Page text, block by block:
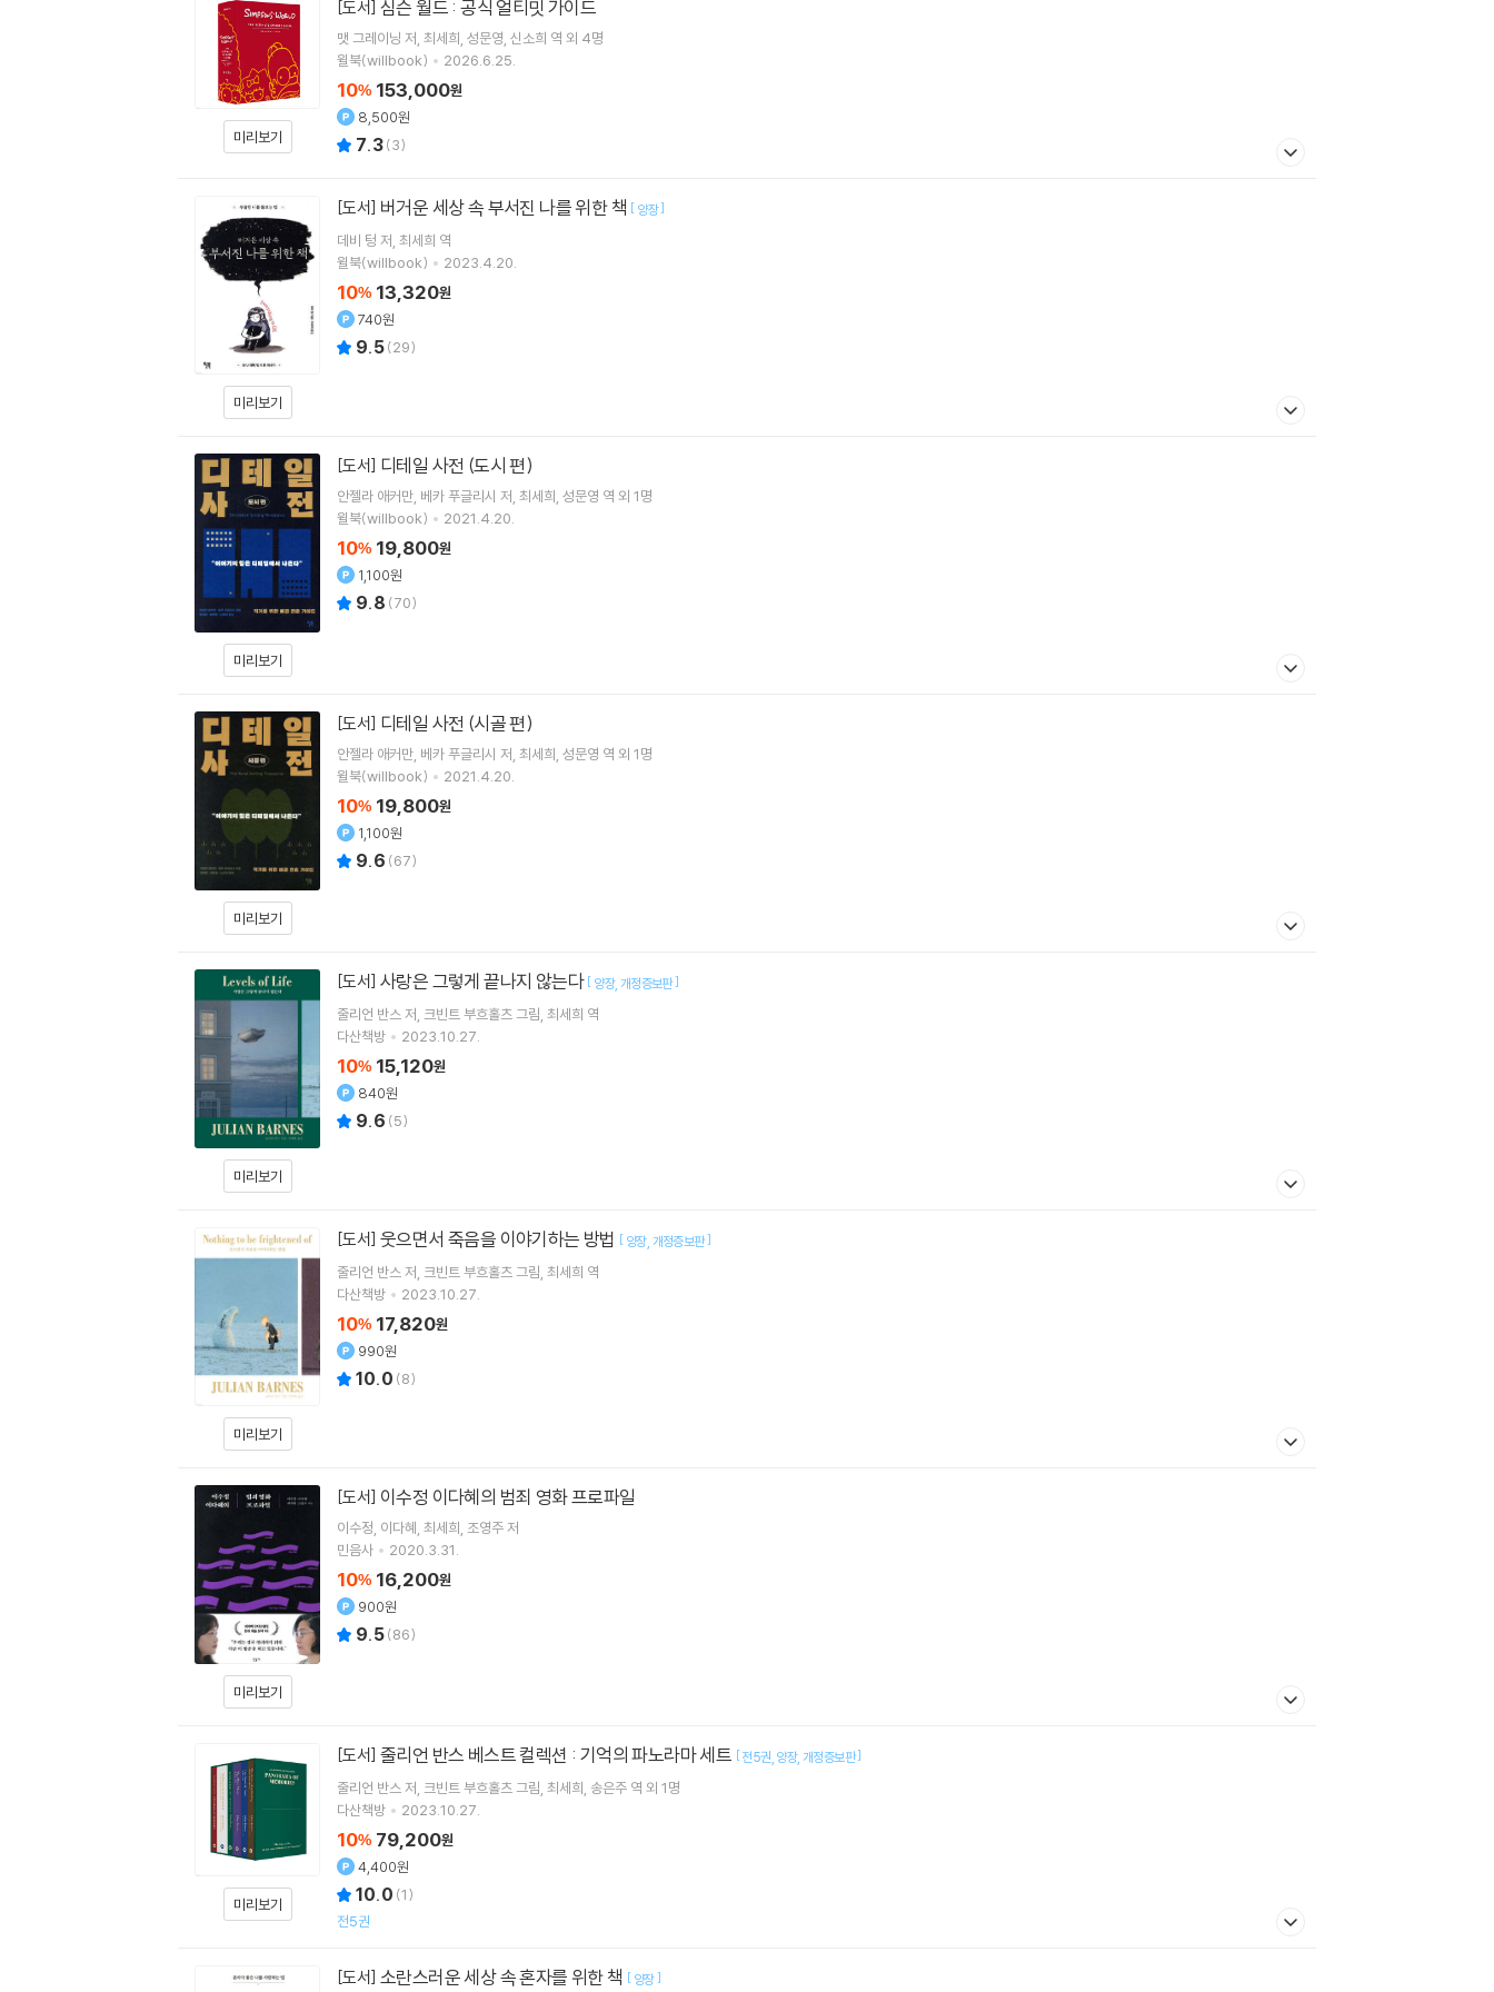
미리보기
[도서] 심슨 월드 : 공식 얼티밋 가이드
맷 그레이닝 저 최세희 성문영 신소희 역 외 4명
윌북(willbook)
2026.6.25.
10% 153,000원
8,500원
7.3(3)
미리보기
[도서] 버거운 세상 속 부서진 나를 위한 책 [ 양장]
데비 텅 저 최세희 역
윌북(willbook)
2023.4.20.
10% 13,320원
740원
9.5(29)
미리보기
[도서] 디테일 사전 (도시 편)
안젤라 애커만 베카 푸글리시 저 최세희 성문영 역 외 1명
윌북(willbook)
2021.4.20.
10% 19,800원
1,100원
9.8 (70)
미리보기
[도서] 디테일 사전 (시골 편)
안젤라 애커만 베카 푸글리시 저 최세희 성문영 역 외 1명
윌북(willbook)
2021.4.20.
10% 19,800원
1,100원
9.6 (67)
미리보기
[도서] 사랑은 그렇게 끝나지 않는다 [ 양장 개정증보판]
줄리언 반스 저 크빈트 부흐홀츠 그림 최세희 역
다산책방
2023.10.27.
10% 15,120원
840원
9.6 (5)
미리보기
[도서] 웃으면서 죽음을 이야기하는 방법 [ 양장 개정증보판]
줄리언 반스 저 크빈트 부흐홀츠 그림 최세희 역
다산책방
2023.10.27.
10% 17,820원
990원
10.0 (8)
미리보기
[도서] 이수정 이다혜의 범죄 영화 프로파일
이수정 이다혜 최세희 조영주저
민음사
2020.3.31.
10% 16,200원
900원
9.5(86)
미리보기
[도서] 줄리언 반스 베스트 컬렉션 : 기억의 파노라마 세트 [전5권 양장 개정증보판]
줄리언 반스 저 크빈트 부흐홀츠 그림 최세희 송은주 역 외 1명
다산책방
2023.10.27.
10% 79,200원
4,400원
10.0 (1)
전5권
[도서] 소란스러운 세상 속 혼자를 위한 책 [ 양장]